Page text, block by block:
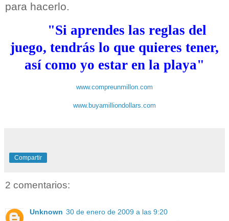
para hacerlo.
"Si aprendes las reglas del
juego, tendrás lo que quieres tener,
así como yo estar en la playa"
www.compreunmillon.com
www.buyamilliondollars.com
Compartir
2 comentarios:
Unknown 30 de enero de 2009 a las 9:20